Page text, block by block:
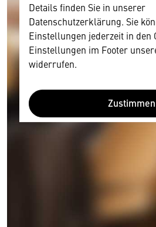
Details finden Sie in unserer
Datenschutzerklärung. Sie
Einstellungen jederzeit in den
Einstellungen im Footer
widerrufen.
Zustimmen